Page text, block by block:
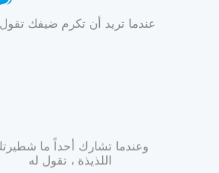
عندما تريد أن تكرم ضيفك
وعندما تشارك أحداً ما
اللذيذة ، تقول له